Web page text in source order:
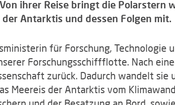
ihrer Reise bringt die Polarstern
Antarktis und dessen Folgen mit.
für Forschung, Technologie
Forschungsschiffflotte. Nach
zurück. Dadurch wandelt
Meereis der Antarktis vom